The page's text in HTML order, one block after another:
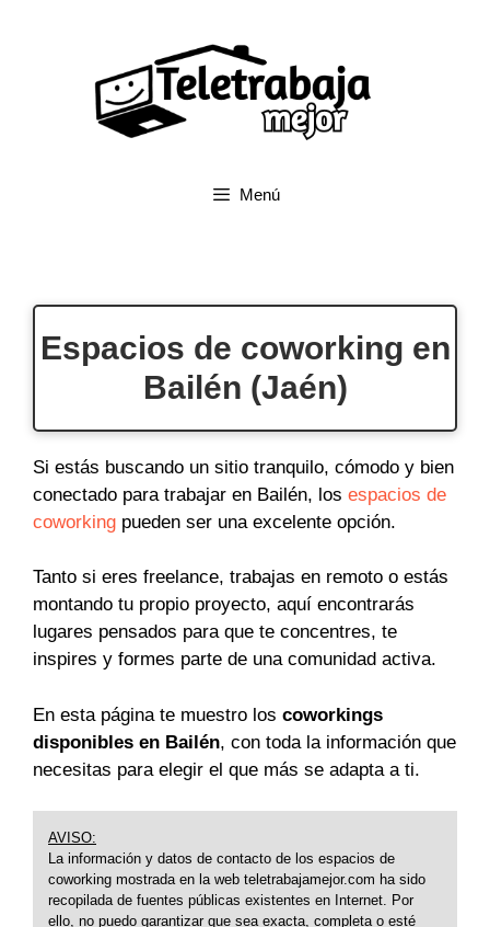
Menú
Espacios de coworking en
Bailén (Jaén)
Si estás buscando un sitio tranquilo, cómodo y bien
conectado para trabajar en Bailén, los espacios de
coworking pueden ser una excelente opción.
Tanto si eres freelance, trabajas en remoto o estás
montando tu propio proyecto, aquí encontrarás
lugares pensados para que te concentres, te
inspires y formes parte de una comunidad activa.
En esta página te muestro los coworkings
disponibles en Bailén, con toda la información que
necesitas para elegir el que más se adapta a ti.
AVISO:
La información y datos de contacto de los espacios de
coworking mostrada en la web teletrabajamejor.com ha sido
recopilada de fuentes públicas existentes en Internet. Por
ello, no puedo garantizar que sea exacta, completa o esté